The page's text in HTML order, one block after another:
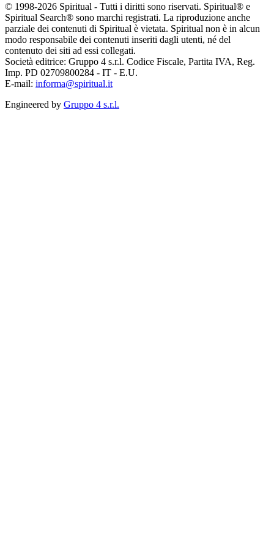
© 1998-2026 Spiritual - Tutti i diritti sono riservati. Spiritual® e
Spiritual Search® sono marchi registrati. La riproduzione anche
parziale dei contenuti di Spiritual è vietata. Spiritual non è in alcun
modo responsabile dei contenuti inseriti dagli utenti, né del
contenuto dei siti ad essi collegati.
Società editrice: Gruppo 4 s.r.l. Codice Fiscale, Partita IVA, Reg.
Imp. PD 02709800284 - IT - E.U.
E-mail: informa@spiritual.it
Engineered by Gruppo 4 s.r.l.